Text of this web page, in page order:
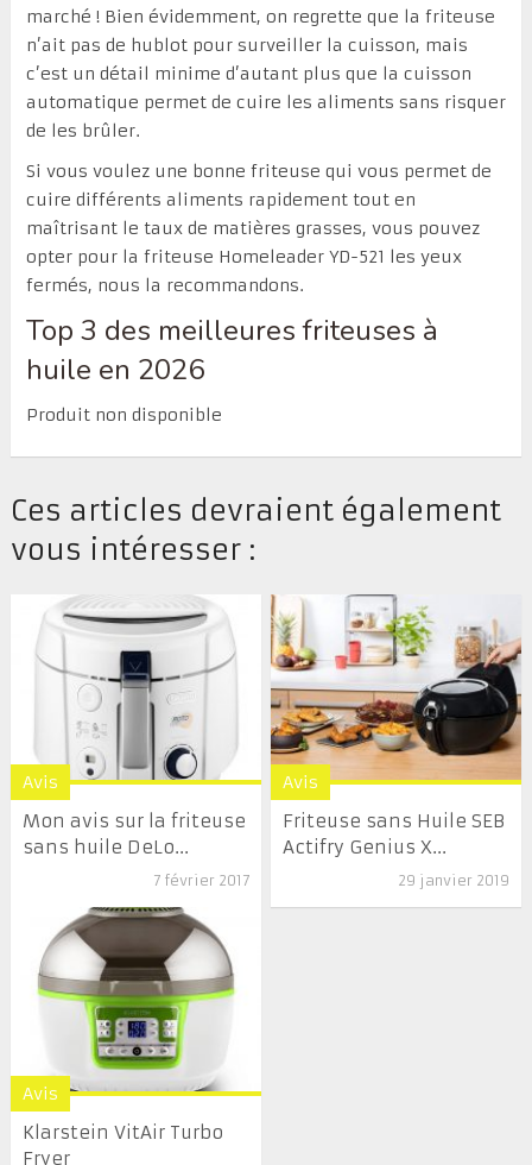
marché ! Bien évidemment, on regrette que la friteuse
n’ait pas de hublot pour surveiller la cuisson, mais
c’est un détail minime d’autant plus que la cuisson
automatique permet de cuire les aliments sans risquer
de les brûler.
Si vous voulez une bonne friteuse qui vous permet de
cuire différents aliments rapidement tout en
maîtrisant le taux de matières grasses, vous pouvez
opter pour la friteuse Homeleader YD-521 les yeux
fermés, nous la recommandons.
Top 3 des meilleures friteuses à
huile en 2026
Produit non disponible
Ces articles devraient également
vous intéresser :
Avis
Mon avis sur la friteuse
sans huile DeLo...
7 février 2017
Avis
Friteuse sans Huile SEB
Actifry Genius X...
29 janvier 2019
Avis
Klarstein VitAir Turbo
Fryer